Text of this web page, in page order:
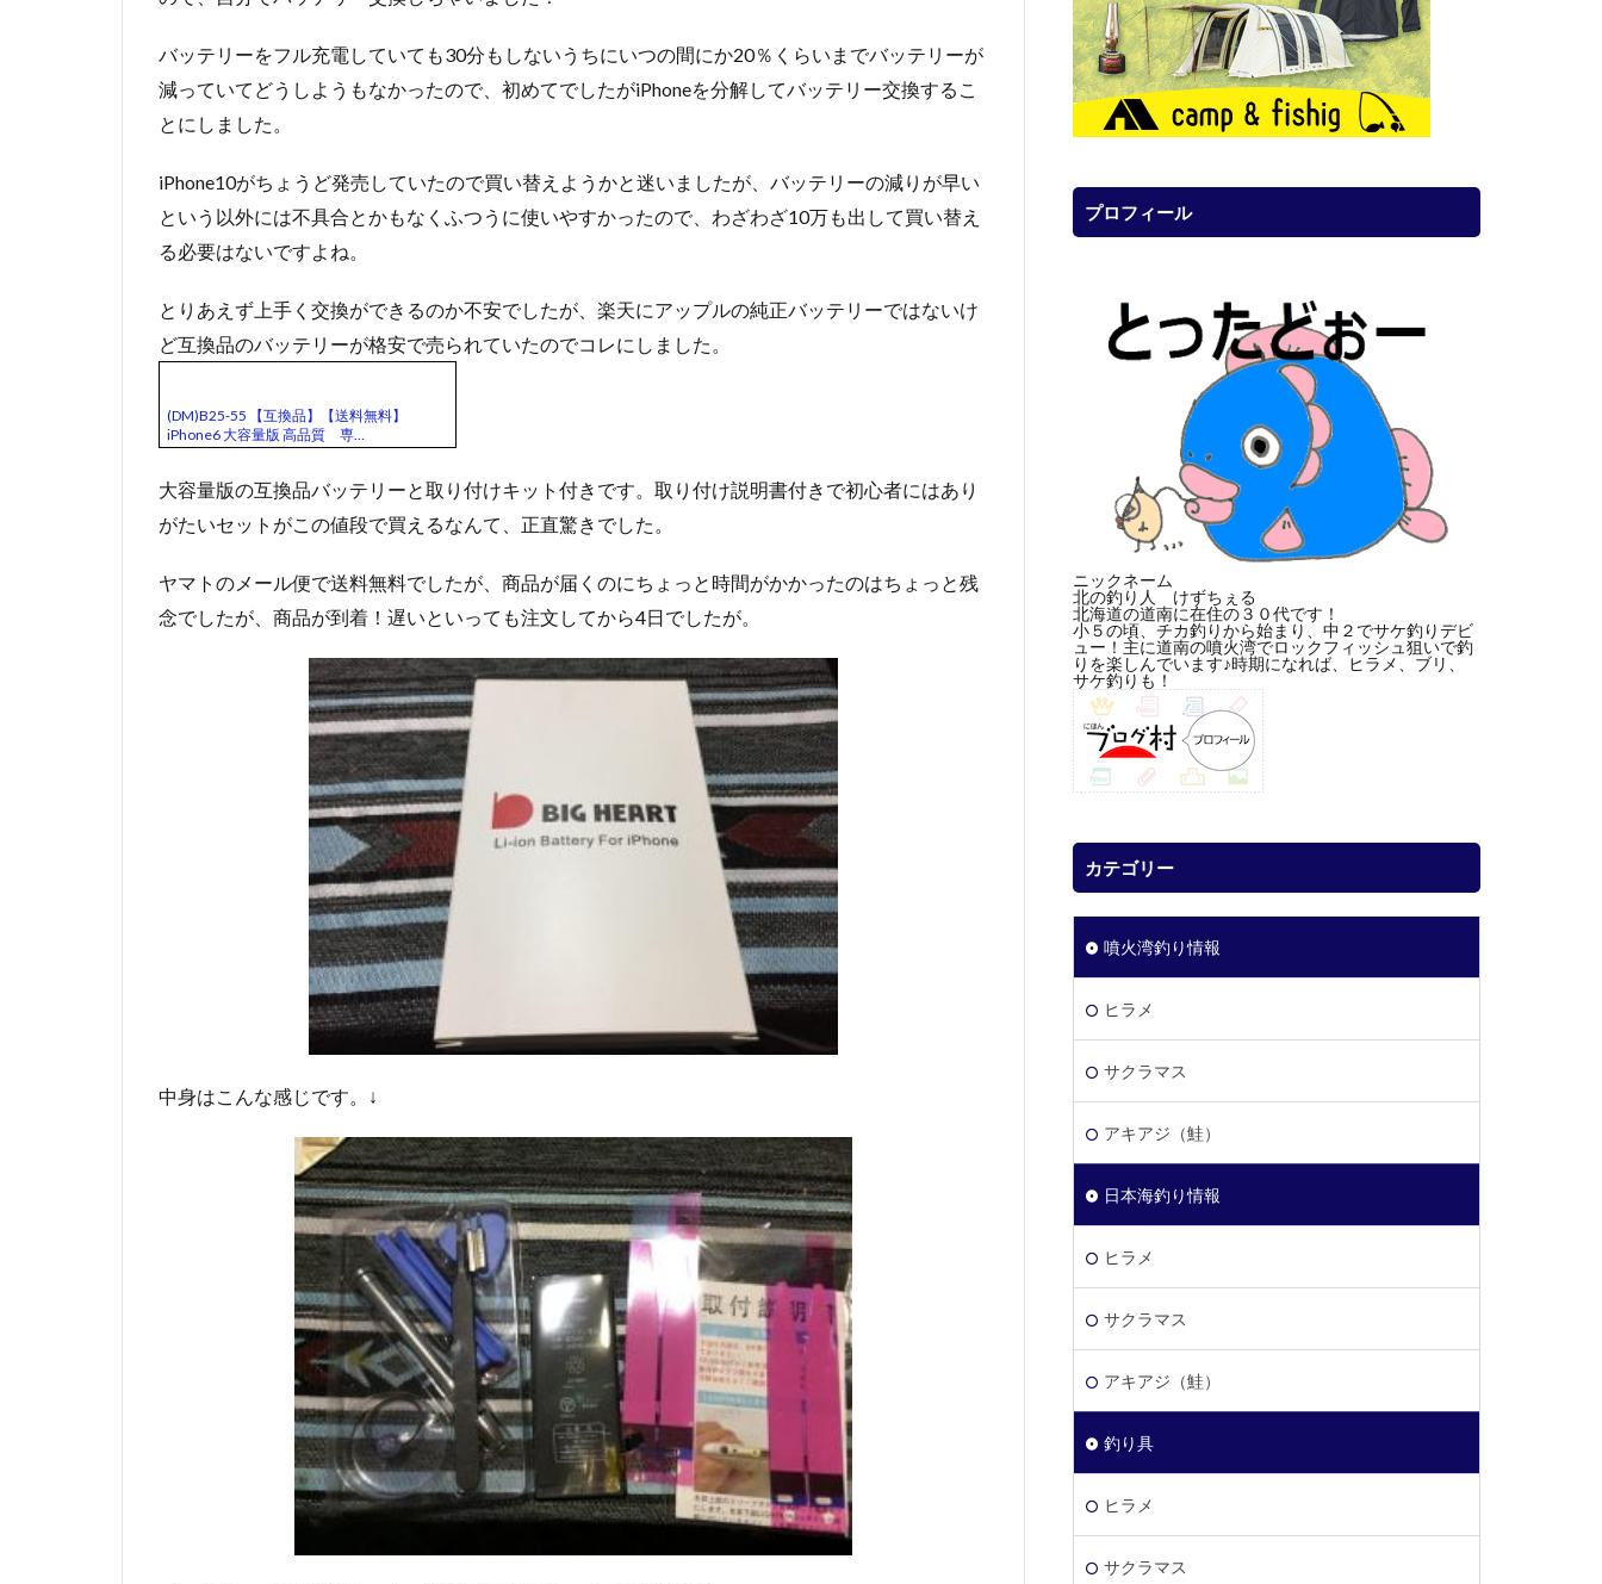
バッテリーをフル充電していても30分もしないうちにいつの間にか20％くらいまでバッテリーが
減っていてどうしようもなかったので、初めてでしたがiPhoneを分解してバッテリー交換するこ
とにしました。
iPhone10がちょうど発売していたので買い替えようかと迷いましたが、バッテリーの減りが早い
という以外には不具合とかもなくふつうに使いやすかったので、わざわざ10万も出して買い替え
る必要はないですよね。
とりあえず上手く交換ができるのか不安でしたが、楽天にアップルの純正バッテリーではないけ
ど互換品のバッテリーが格安で売られていたのでコレにしました。
(DM)B25-55 【互換品】【送料無料】
iPhone6 大容量版 高品質 専…
大容量版の互換品バッテリーと取り付けキット付きです。取り付け説明書付きで初心者にはあり
がたいセットがこの値段で買えるなんて、正直驚きでした。
ヤマトのメール便で送料無料でしたが、商品が届くのにちょっと時間がかかったのはちょっと残
念でしたが、商品が到着！遅いといっても注文してから4日でしたが。
中身はこんな感じです。↓
プロフィール
ニックネーム
北の釣り人 けずちぇる
北海道の道南に在住の３０代です！
小５の頃、チカ釣りから始まり、中２でサケ釣りデビ
ュー！主に道南の噴火湾でロックフィッシュ狙いで釣
りを楽しんでいます♪時期になれば、ヒラメ、ブリ、
サケ釣りも！
カテゴリー
噴火湾釣り情報
ヒラメ
サクラマス
アキアジ（鮭）
日本海釣り情報
ヒラメ
サクラマス
アキアジ（鮭）
釣り具
ヒラメ
サクラマス